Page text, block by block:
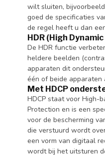
wilt sluiten,
goed de specificaties
de regel heeft u dan
HDR (High
De HDR functie
heldere beelden
apparaten dit
één of beide apparaten
Met HDCP
HDCP staat voor High-
Protection en is een
voor de bescherming
die verstuurd wordt
een vorm van digitaal
wordt bij het uitsturen